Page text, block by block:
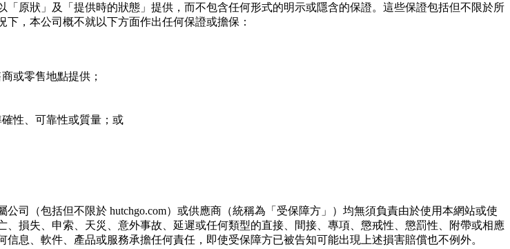
原狀」及「提供時的狀態」提供，⽽不包含任何形式的明⽰或隱含的保證。這些保證包括但不限於所
，本公司概不就以下⽅⾯作出任何保證或擔保：
或零售地點提供；
性、可靠性或質量；或
司（包括但不限於 hutchgo.com）或供應商（統稱為「受保障⽅」）均無須負責由於使⽤本網站或使
損失、申索、天災、意外事故、延遲或任何類型的直接、間接、專項、懲戒性、懲罰性、附帶或相應
息、軟件、產品或服務承擔任何責任，即使受保障⽅已被告知可能出現上述損害賠償也不例外。